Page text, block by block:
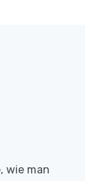
wie man